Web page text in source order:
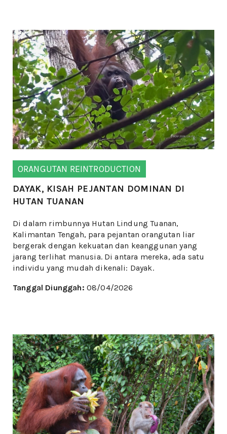
ORANGUTAN REINTRODUCTION
DAYAK, KISAH PEJANTAN DOMINAN DI
HUTAN TUANAN
Di dalam rimbunnya Hutan Lindung Tuanan,
Kalimantan Tengah, para pejantan orangutan liar
bergerak dengan kekuatan dan keanggunan yang
jarang terlihat manusia. Di antara mereka, ada satu
individu yang mudah dikenali: Dayak.
Tanggal Diunggah: 08/04/2026